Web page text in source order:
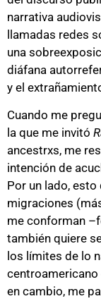
narrativa
llamadas redes
una
diáfana
y el
Cuando me
la que me invitó
ancestrxs, me
intención de
Por un lado,
migraciones
me conforman
también quiere
los límites de lo
centroamericano
en cambio, me